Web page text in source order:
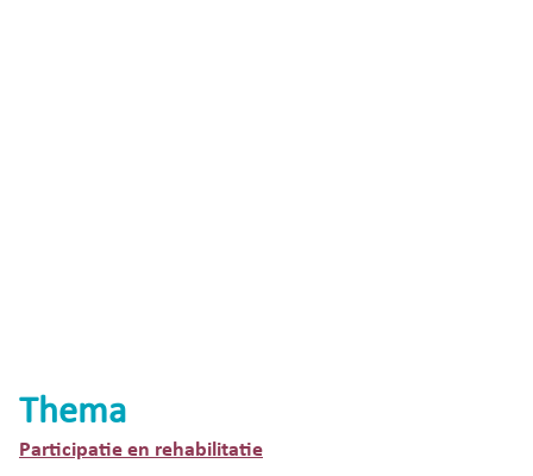
Thema
Participatie en rehabilitatie